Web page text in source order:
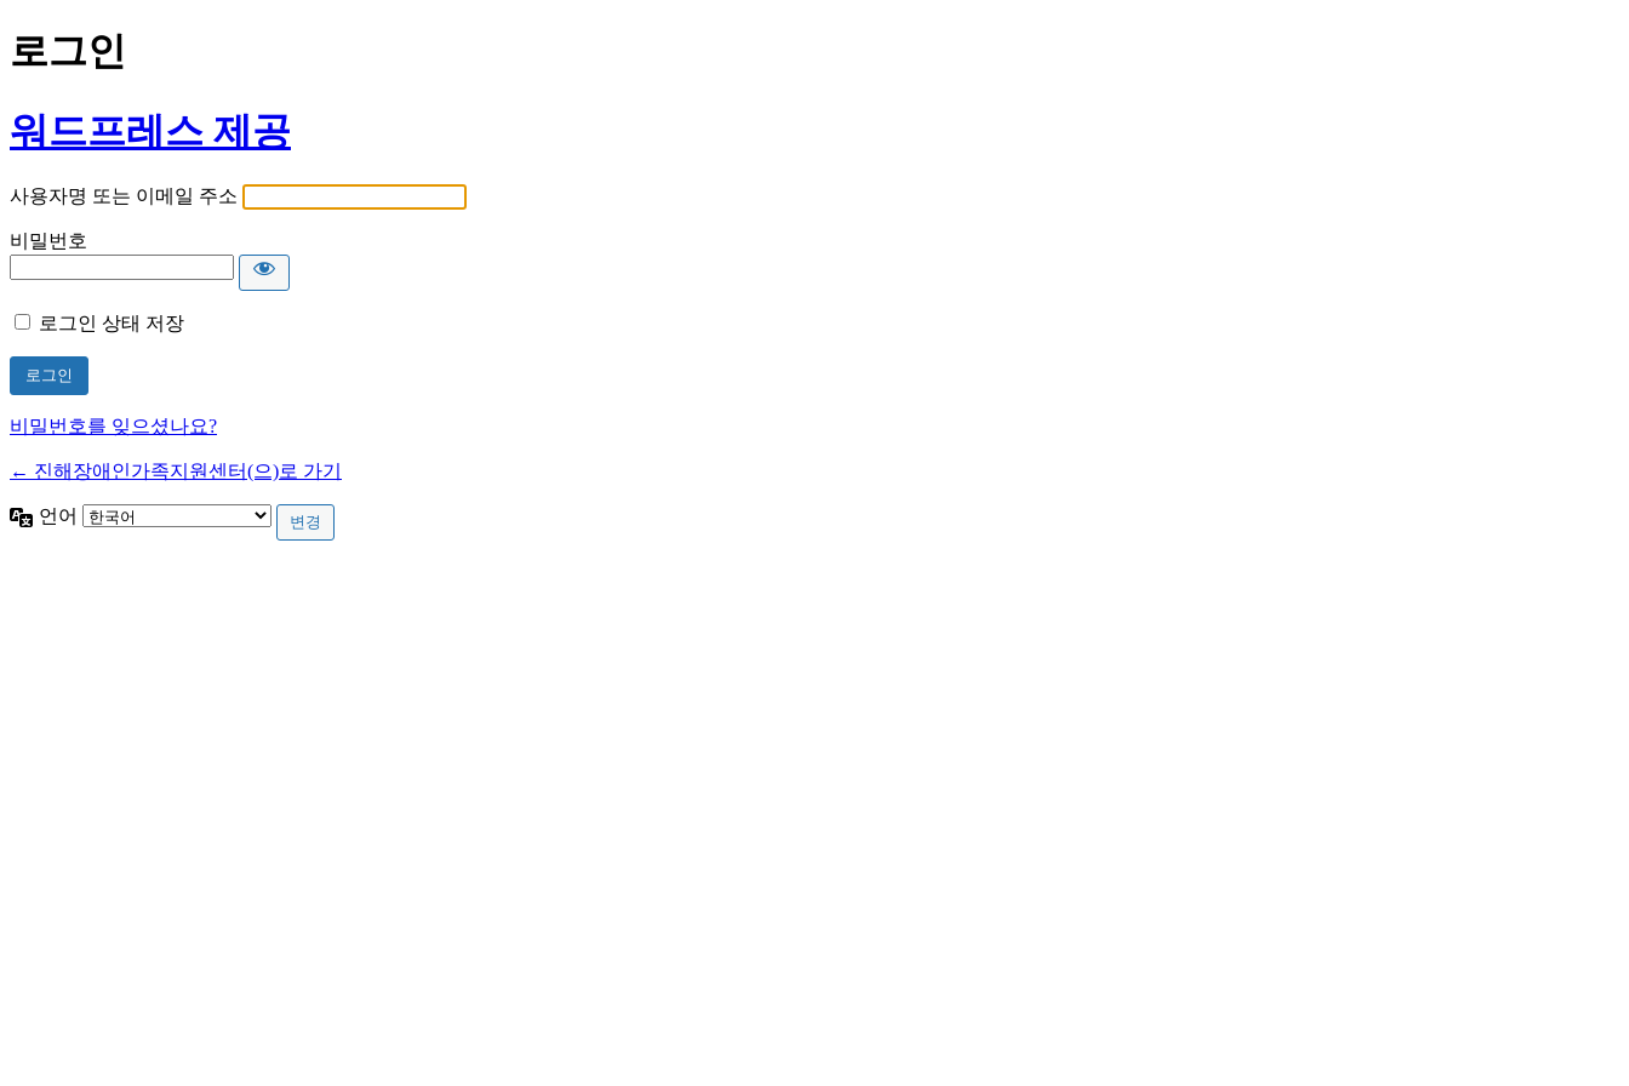
로그인
워드프레스 제공
사용자명 또는 이메일 주소
비밀번호
로그인 상태 저장
비밀번호를 잊으셨나요?
← 진해장애인가족지원센터(으)로 가기
언어